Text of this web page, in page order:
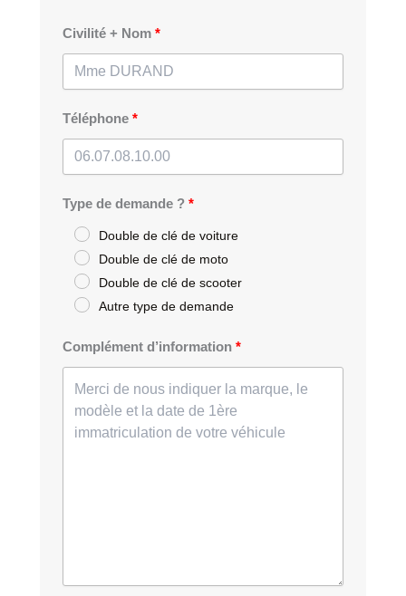
Civilité + Nom
Téléphone
Type de demande ?
Double de clé de voiture
Double de clé de moto
Double de clé de scooter
Autre type de demande
Complément d’information